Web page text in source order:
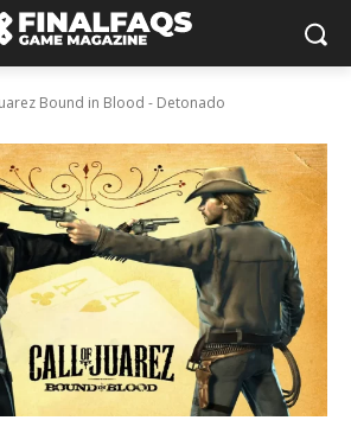
Bound in Blood - Detonado